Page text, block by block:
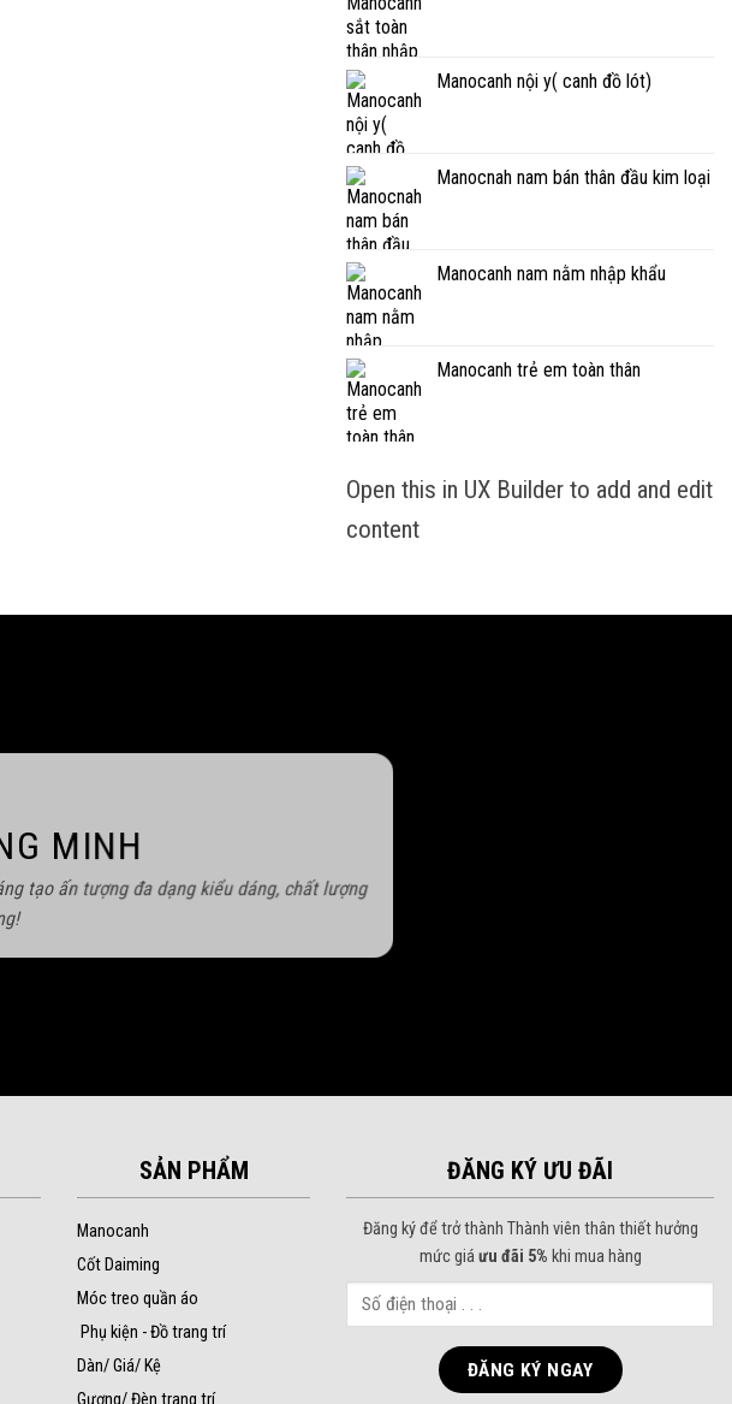
Manocanh nội y( canh đồ lót)
Manocnah nam bán thân đầu kim loại
Manocanh nam nằm nhập khẩu
Manocanh trẻ em toàn thân
Open this in UX Builder to add and edit
content
MINH
tạo ấn tượng đa dạng kiểu dáng, chất lượng
SẢN PHẨM
Manocanh
Cốt Daiming
Móc treo quần áo
Phụ kiện - Đồ trang trí
Dàn/ Giá/ Kệ
Gương/ Đèn trang trí
ĐĂNG KÝ ƯU ĐÃI
Đăng ký để trở thành Thành viên thân thiết hưởng
mức giáưu đãi 5% khi mua hàng